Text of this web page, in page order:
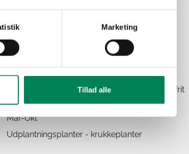
Marketing
Tillad alle
Hold pottejorden jævnt fugtig.
Ca. hver fjerde vanding i vækstperioden.
Ude/inde
Trives bedst i direkte sol.
Asien
Flerårig udplantningsplante, der kræver frostfrit
overvintring.
Mar-Okt
Udplantningsplanter - krukkeplanter